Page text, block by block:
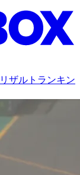
リザルト ランキン